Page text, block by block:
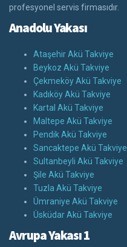
profesyonel servis firmasıdır.
Anadolu Yakası
Ataşehir Akü Takviye
Beykoz Akü Takviye
Çekmeköy Akü Takviye
Kadıköy Akü Takviye
Kartal Akü Takviye
Maltepe Akü Takviye
Pendik Akü Takviye
Sancaktepe Akü Takviye
Sultanbeyli Akü Takviye
Şile Akü Takviye
Tuzla Akü Takviye
Ümraniye Akü Takviye
Üsküdar Akü Takviye
Avrupa Yakası 1